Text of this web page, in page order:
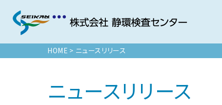
HOME > ニュースリリース
ニュースリリース